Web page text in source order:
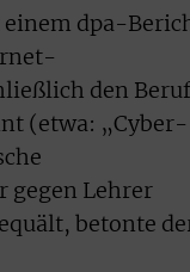
einem dpa-
den Beruf
(etwa: „Cyber-
gegen Lehrer
betonte